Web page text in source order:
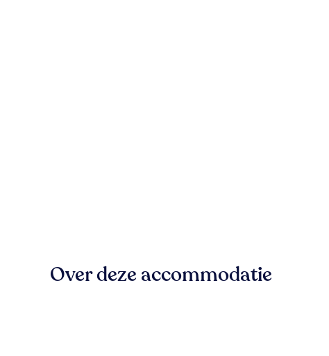
Over deze accommodatie